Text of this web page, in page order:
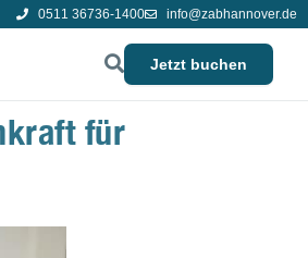
0511 36736-1400 info@zabhannover.de
Jetzt buchen
für